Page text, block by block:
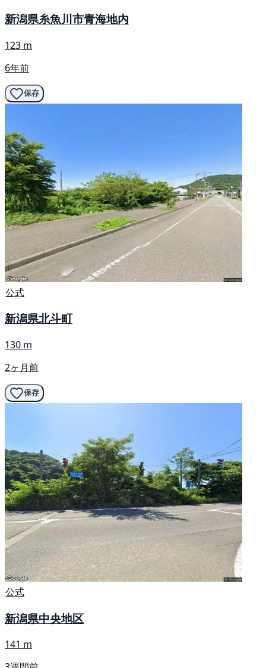
新潟県糸魚川市青海地内
123 m
6年前
保存
公式
新潟県北斗町
130 m
2ヶ月前
保存
公式
新潟県中央地区
141 m